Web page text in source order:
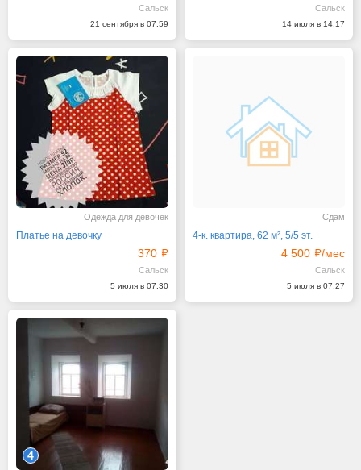
Сальск
21 сентября в 07:59
Сальск
14 июля в 14:17
Одежда для девочек
Платье на девочку
370
Сальск
5 июля в 07:30
Сдам
4-к. квартира, 62 м², 5/5 эт.
4 500 /мес
Сальск
5 июля в 07:27
4